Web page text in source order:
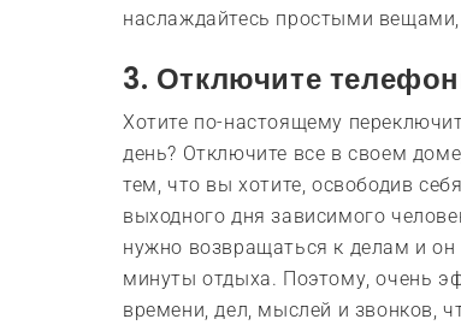
наслаждайтесь простыми
3. Отключите
Хотите по-настоящему
день? Отключите все в своем
тем, что вы хотите, освободив
выходного дня зависимого
нужно возвращаться к делам и
минуты отдыха. Поэтому, очень
времени, дел, мыслей и звонков,